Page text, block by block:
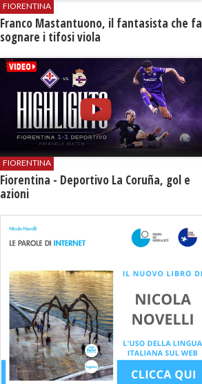
FIORENTINA
Franco Mastantuono, il fantasista che fa
sognare i tifosi viola
FIORENTINA
Fiorentina - Deportivo La Coruña, gol e
azioni